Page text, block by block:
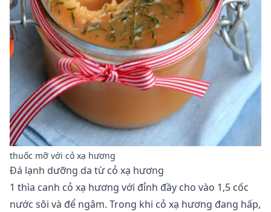
thuốc mỡ với cỏ xạ hương
Đá lạnh dưỡng da từ cỏ xạ hương
1 thìa canh cỏ xạ hương với đỉnh đầy cho vào 1,5 cốc
nước sôi và để ngâm. Trong khi cỏ xạ hương đang hấp,